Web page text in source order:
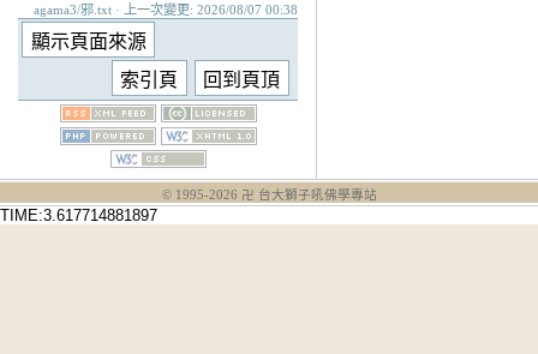
agama3/邪.txt · 上一次變更: 2026/08/07 00:38
© 1995-2026 卍 台大獅子吼佛學專站
TIME:3.617714881897